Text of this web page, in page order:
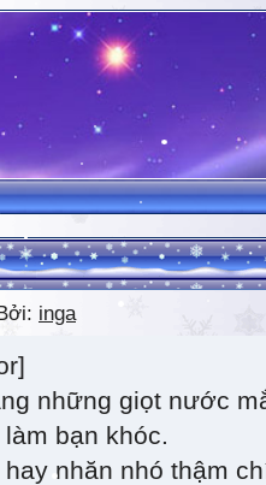
inga
những giọt nước
bạn khóc.
nhăn nhó thậm